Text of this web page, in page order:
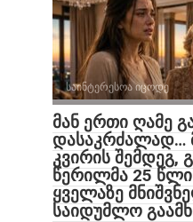
საინტერესოა იცოდე
მან ერთი ღამე
დასაკრძალად…
კვირის შემდეგ,
წერილმა 25
ყველაზე
საიდუმლო